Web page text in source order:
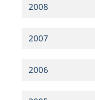
2008
2007
2006